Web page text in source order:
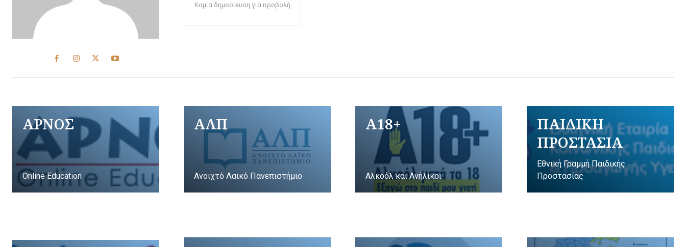
Καμία δημοσίευση για προβολή
ΑΡΝΟΣ
Online Education
ΑΛΠ
Ανοιχτό Λαικό Πανεπιστήμιο
A18+
Αλκοόλ και Ανήλικοι
ΠΑΙΔΙΚΗ
ΠΡΟΣΤΑΣΙΑ
Εθνική Γραμμή Παιδικής
Προστασίας